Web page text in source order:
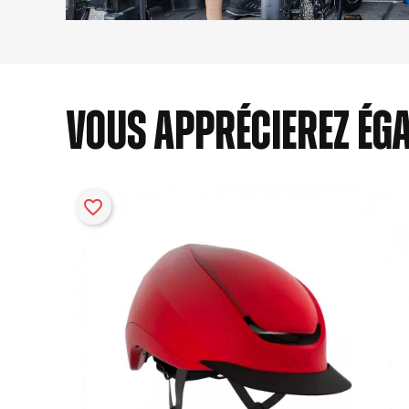
Vous apprécierez
favorite_border